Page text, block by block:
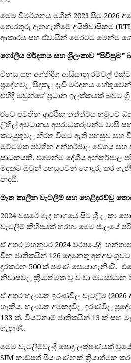
මෙම විමර්ශනය මගින් 2023 සිට 2026
තොරතුරු දැනගැනීමේ අයිතිවාසිකම
ආකාරය සහ ඒවායින් මෙරටට මෙන්ම
ගෝලීය මර්දනය සහ ශ්‍රීලංකාව “පිවිසුම”
චීනය සහ අග්නිදිග ආසියානු රටවල් එක්ව
ප්‍රදේශවල සිදුකළ දැඩි මර්දනය
එහිදී ඔවුන්ගේ ප්‍රධාන ඉලක්කයක් බවට
රටේ පවතින ආර්ථික තත්ත්වය හමුවේ
ලිහිල් අවධානය අපරාධකරුවන්ට වාසි
කටයුතුවල නිරත වීමට ඇති පහසුව සහ
මට්ටමක පවතින අන්තර්ජාල වේගය සහ
සාධකයකි. එමෙන්ම දේශීය අන්තර්ජාල
මඳකම ඔවුන් පහසුවෙන් ගොදුරු කර
පාදයි.
මෑත කාලීන වැටලීම් සහ හෙළිදරව්වූ
2024 වසරේ මැද භාගයේ සිට ශ්‍රී
වැටලීම් කිහිපයක් හරහා මෙම ජාලයේ
ඒ අතර මහනුවර 2024 වර්ෂයේදී
චීන ජාතිකයින් 126 දෙනෙකු
දුරකථන 500 ක් පමණ සොයාගැනිණි.
නිවාසවල ක්‍රියාත්මක වූ වංචා
ඒ අතර හලාවත ඉරණවිල වැටලීම (2026
හැකිය. හලාවත අඹකදවිල ඉරණවිල
133 ක්, වියට්නාම් ජාතිකයින් 13 ක් සහ
ගැනුණි.
මෙම වැටලීම්වලදී පොදු ලක්ෂණයක්
SIM කාඩ්පත් සිය ගණනක් ක්‍රියාත්මක